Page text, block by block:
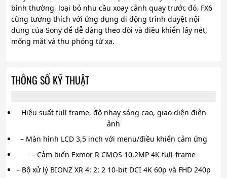
bình thường, loại bỏ nhu cầu xoay cảnh quay trước đó. FX6
cũng tương thích với ứng dụng di động trình duyệt nội
dung của Sony để dễ dàng theo dõi và điều khiển lấy nét,
mống mắt và thu phóng từ xa.
THÔNG SỐ KỸ THUẬT
Hiệu suất full frame, độ nhạy sáng cao, giao diện điện
ảnh
– Màn hình LCD 3,5 inch với menu/điều khiển cảm ứng
– Cảm biến Exmor R CMOS 10,2MP 4K full-frame
– Bộ xử lý BIONZ XR 4: 2: 2 10-bit DCI 4K 60p và FHD 240p